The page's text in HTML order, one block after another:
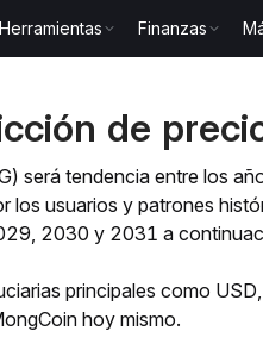
Herramientas Finanzas
de
será tendencia entre los
los usuarios y patrones
2030 y 2031 a
principales como
hoy mismo.